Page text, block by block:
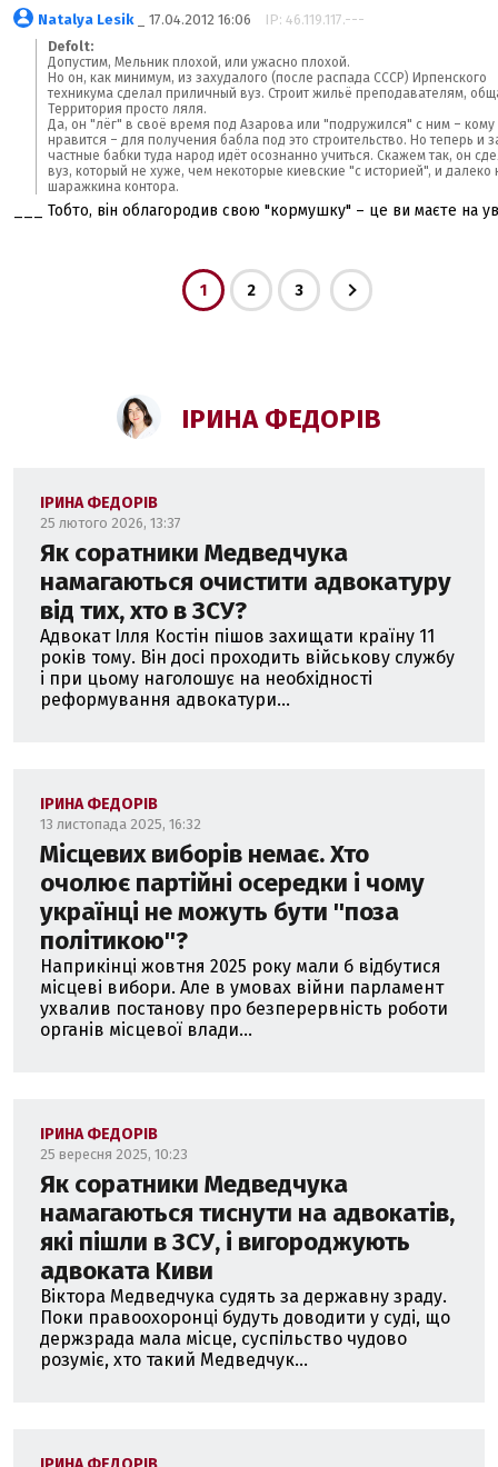
Natalya Lesik_ 17.04.2012 16:06 IP: 46.119.117.---
Defolt:
Допустим, Мельник плохой, или ужасно плохой.
Но он, как минимум, из захудалого (после распада СССР) Ирпенского
техникума сделал приличный вуз. Строит жильё преподавателям,
Территория просто ляля.
Да, он "лёг" в своё время под Азарова или "подружился" с ним – кому
нравится – для получения бабла под это строительство. Но теперь и
частные бабки туда народ идёт осознанно учиться. Скажем так, он
вуз, который не хуже, чем некоторые киевские "с историей", и далеко
шаражкина контора.
___ Тобто, він облагородив свою "кормушку" – це ви маєте на
1 2 3
ІРИНА ФЕДОРІВ
ІРИНА ФЕДОРІВ
25 лютого 2026, 13:37
Як соратники Медведчука
намагаються очистити адвокатуру
від тих, хто в ЗСУ?
Адвокат Ілля Костін пішов захищати країну 11
років тому. Він досі проходить військову службу
і при цьому наголошує на необхідності
реформування адвокатури...
ІРИНА ФЕДОРІВ
13 листопада 2025, 16:32
Місцевих виборів немає. Хто
очолює партійні осередки і чому
українці не можуть бути ''поза
політикою''?
Наприкінці жовтня 2025 року мали б відбутися
місцеві вибори. Але в умовах війни парламент
ухвалив постанову про безперервність роботи
органів місцевої влади...
ІРИНА ФЕДОРІВ
25 вересня 2025, 10:23
Як соратники Медведчука
намагаються тиснути на адвокатів,
які пішли в ЗСУ, і вигороджують
адвоката Киви
Віктора Медведчука судять за державну зраду.
Поки правоохоронці будуть доводити у суді, що
держзрада мала місце, суспільство чудово
розуміє, хто такий Медведчук...